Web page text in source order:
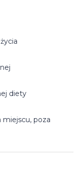
diety
miejscu, poza